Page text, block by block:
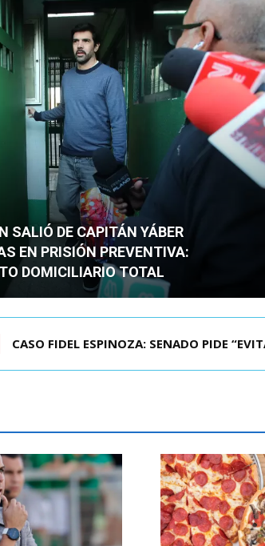
SALIÓ DE CAPITÁN YÁBER
EN PRISIÓN PREVENTIVA:
DOMICILIARIO TOTAL
TC ADMITE A TRÁMITE Y DECLARA